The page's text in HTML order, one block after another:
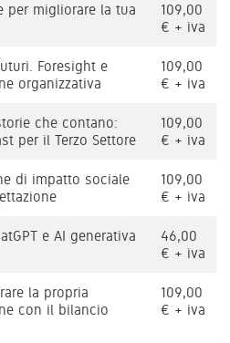
per migliorare la tua
109,00
€ + iva
Foresight e
organizzativa
109,00
€ + iva
che contano:
per il Terzo Settore
109,00
€ + iva
di impatto sociale
109,00
€ + iva
e AI generativa
46,00
€ + iva
la propria
con il bilancio
109,00
€ + iva